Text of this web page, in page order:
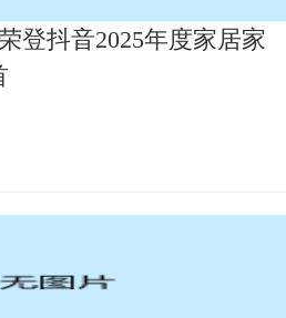
登抖音2025年度家居家